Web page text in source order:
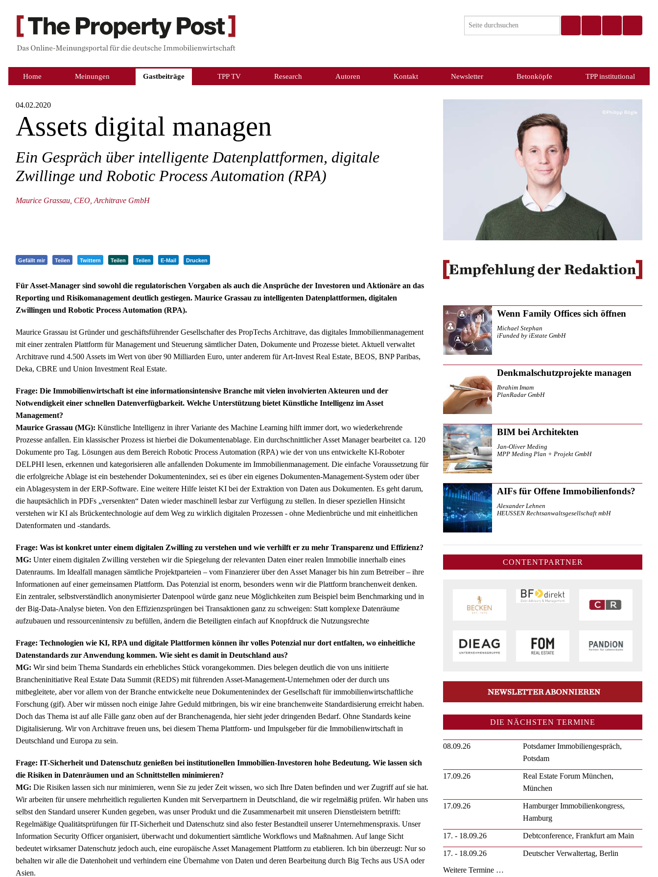
Home Meinungen Gastbeiträge TPP TV Research Autoren Kontakt Newsletter Betonköpfe TPP institutional
04.02.2020
Assets digital managen
Ein Gespräch über intelligente Datenplattformen, digitale
Zwillinge und Robotic Process Automation (RPA)
Maurice Grassau, CEO, Architrave GmbH
Gefällt mir Teilen Twittern Teilen Teilen E-Mail Drucken
Für Asset-Manager sind sowohl die regulatorischen Vorgaben als auch die Ansprüche der Investoren und Aktionäre an das
Reporting und Risikomanagement deutlich gestiegen. Maurice Grassau zu intelligenten Datenplattformen, digitalen
Zwillingen und Robotic Process Automation (RPA).
Maurice Grassau ist Gründer und geschäftsführender Gesellschafter des PropTechs Architrave, das digitales Immobilienmanagement
mit einer zentralen Plattform für Management und Steuerung sämtlicher Daten, Dokumente und Prozesse bietet. Aktuell verwaltet
Architrave rund 4.500 Assets im Wert von über 90 Milliarden Euro, unter anderem für Art-Invest Real Estate, BEOS, BNP Paribas,
Deka, CBRE und Union Investment Real Estate.
Frage: Die Immobilienwirtschaft ist eine informationsintensive Branche mit vielen involvierten Akteuren und der
Notwendigkeit einer schnellen Datenverfügbarkeit. Welche Unterstützung bietet Künstliche Intelligenz im Asset
Management?
Maurice Grassau (MG): Künstliche Intelligenz in ihrer Variante des Machine Learning hilft immer dort, wo wiederkehrende
Prozesse anfallen. Ein klassischer Prozess ist hierbei die Dokumentenablage. Ein durchschnittlicher Asset Manager bearbeitet ca. 120
Dokumente pro Tag. Lösungen aus dem Bereich Robotic Process Automation (RPA) wie der von uns entwickelte KI-Roboter
DELPHI lesen, erkennen und kategorisieren alle anfallenden Dokumente im Immobilienmanagement. Die einfache Voraussetzung für
die erfolgreiche Ablage ist ein bestehender Dokumentenindex, sei es über ein eigenes Dokumenten-Management-System oder über
ein Ablagesystem in der ERP-Software. Eine weitere Hilfe leistet KI bei der Extraktion von Daten aus Dokumenten. Es geht darum,
die hauptsächlich in PDFs „versenkten“ Daten wieder maschinell lesbar zur Verfügung zu stellen. In dieser speziellen Hinsicht
verstehen wir KI als Brückentechnologie auf dem Weg zu wirklich digitalen Prozessen - ohne Medienbrüche und mit einheitlichen
Datenformaten und -standards.
Frage: Was ist konkret unter einem digitalen Zwilling zu verstehen und wie verhilft er zu mehr Transparenz und Effizienz?
MG: Unter einem digitalen Zwilling verstehen wir die Spiegelung der relevanten Daten einer realen Immobilie innerhalb eines
Datenraums. Im Idealfall managen sämtliche Projektparteien – vom Finanzierer über den Asset Manager bis hin zum Betreiber – ihre
Informationen auf einer gemeinsamen Plattform. Das Potenzial ist enorm, besonders wenn wir die Plattform branchenweit denken.
Ein zentraler, selbstverständlich anonymisierter Datenpool würde ganz neue Möglichkeiten zum Beispiel beim Benchmarking und in
der Big-Data-Analyse bieten. Von den Effizienzsprüngen bei Transaktionen ganz zu schweigen: Statt komplexe Datenräume
aufzubauen und ressourcenintensiv zu befüllen, ändern die Beteiligten einfach auf Knopfdruck die Nutzungsrechte
Frage: Technologien wie KI, RPA und digitale Plattformen können ihr volles Potenzial nur dort entfalten, wo einheitliche
Datenstandards zur Anwendung kommen. Wie sieht es damit in Deutschland aus?
MG: Wir sind beim Thema Standards ein erhebliches Stück vorangekommen. Dies belegen deutlich die von uns initiierte
Brancheninitiative Real Estate Data Summit (REDS) mit führenden Asset-Management-Unternehmen oder der durch uns
mitbegleitete, aber vor allem von der Branche entwickelte neue Dokumentenindex der Gesellschaft für immobilienwirtschaftliche
Forschung (gif). Aber wir müssen noch einige Jahre Geduld mitbringen, bis wir eine branchenweite Standardisierung erreicht haben.
Doch das Thema ist auf alle Fälle ganz oben auf der Branchenagenda, hier sieht jeder dringenden Bedarf. Ohne Standards keine
Digitalisierung. Wir von Architrave freuen uns, bei diesem Thema Plattform- und Impulsgeber für die Immobilienwirtschaft in
Deutschland und Europa zu sein.
Frage: IT-Sicherheit und Datenschutz genießen bei institutionellen Immobilien-Investoren hohe Bedeutung. Wie lassen sich
die Risiken in Datenräumen und an Schnittstellen minimieren?
MG: Die Risiken lassen sich nur minimieren, wenn Sie zu jeder Zeit wissen, wo sich Ihre Daten befinden und wer Zugriff auf sie hat.
Wir arbeiten für unsere mehrheitlich regulierten Kunden mit Serverpartnern in Deutschland, die wir regelmäßig prüfen. Wir haben uns
selbst den Standard unserer Kunden gegeben, was unser Produkt und die Zusammenarbeit mit unseren Dienstleistern betrifft:
Regelmäßige Qualitätsprüfungen für IT-Sicherheit und Datenschutz sind also fester Bestandteil unserer Unternehmenspraxis. Unser
Information Security Officer organisiert, überwacht und dokumentiert sämtliche Workflows und Maßnahmen. Auf lange Sicht
bedeutet wirksamer Datenschutz jedoch auch, eine europäische Asset Management Plattform zu etablieren. Ich bin überzeugt: Nur so
behalten wir alle die Datenhoheit und verhindern eine Übernahme von Daten und deren Bearbeitung durch Big Techs aus USA oder
Asien.
Wenn Family Offices sich öffnen
Michael Stephan
iFunded by iEstate GmbH
Denkmalschutzprojekte managen
Ibrahim Imam
PlanRadar GmbH
BIM bei Architekten
Jan-Oliver Meding
MPP Meding Plan + Projekt GmbH
AIFs für Offene Immobilienfonds?
Alexander Lehnen
HEUSSEN Rechtsanwaltsgesellschaft mbH
CONTENTPARTNER
DIE NÄCHSTEN TERMINE
08.09.26
Potsdamer Immobiliengespräch,
Potsdam
17.09.26
Real Estate Forum München,
München
17.09.26
Hamburger Immobilienkongress,
Hamburg
17. - 18.09.26 Debtconference, Frankfurt am Main
17. - 18.09.26
Deutscher Verwaltertag, Berlin
Weitere Termine …